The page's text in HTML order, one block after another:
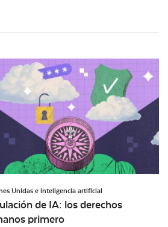
Unidas e inteligencia artificial
de IA: los derechos
primero